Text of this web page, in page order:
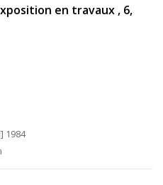
en travaux , 6,
1984